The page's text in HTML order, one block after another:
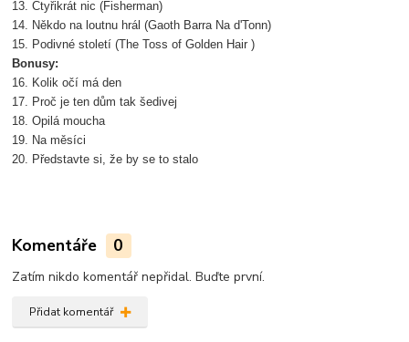
13. Čtyřikrát nic (Fisherman)
14. Někdo na loutnu hrál (Gaoth Barra Na d'Tonn)
15. Podivné století (The Toss of Golden Hair )
Bonusy:
16. Kolik očí má den
17. Proč je ten dům tak šedivej
18. Opilá moucha
19. Na měsíci
20. Představte si, že by se to stalo
Komentáře 0
Zatím nikdo komentář nepřidal. Buďte první.
Přidat komentář